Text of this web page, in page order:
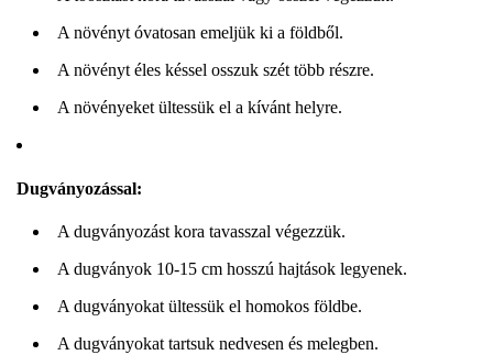
A növényt óvatosan emeljük ki a földből.
A növényt éles késsel osszuk szét több részre.
A növényeket ültessük el a kívánt helyre.
Dugványozással:
A dugványozást kora tavasszal végezzük.
A dugványok 10-15 cm hosszú hajtások legyenek.
A dugványokat ültessük el homokos földbe.
A dugványokat tartsuk nedvesen és melegben.